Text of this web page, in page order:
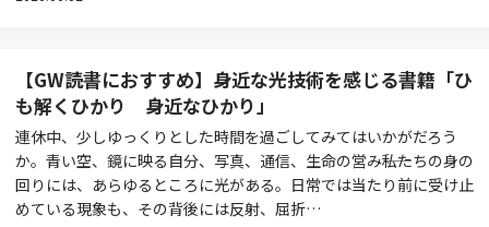
【GW読書におすすめ】身近な光技術を感じる書籍「ひ
も解くひかり 身近なひかり」
連休中、少しゆっくりとした時間を過ごしてみてはいかがだろう
か。青い空、鏡に映る自分、写真、通信、生命の営み――私たちの身の
回りには、あらゆるところに光がある。日常では当たり前に受け止
めている現象も、その背後には反射、屈折…